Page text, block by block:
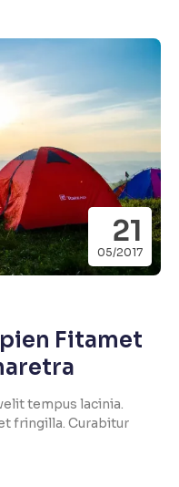
21
05/2017
Fitamet
tempus lacinia.
fringilla. Curabitur